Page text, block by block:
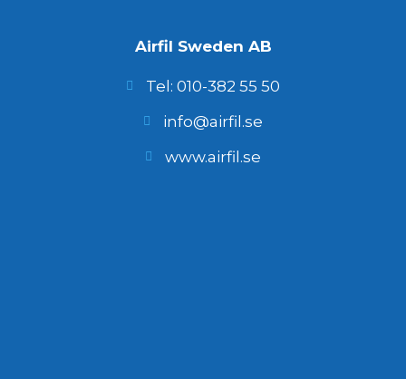
Airfil Sweden AB
Tel: 010-382 55 50
info@airfil.se
www.airfil.se